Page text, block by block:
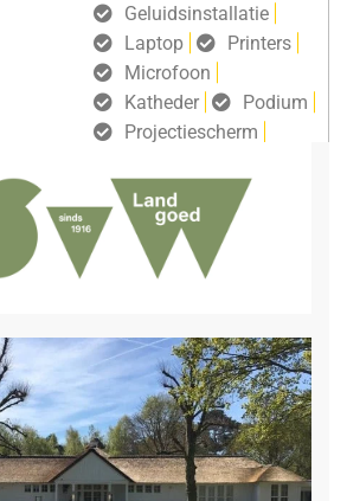
Geluidsinstallatie
Laptop
Printers
Microfoon
Katheder
Podium
Projectiescherm
gratis draadloos internet